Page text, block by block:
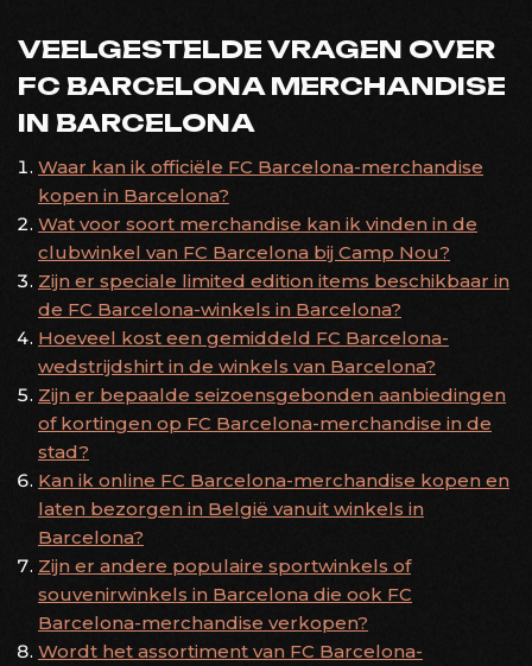
VEELGESTELDE VRAGEN OVER
FC BARCELONA MERCHANDISE
IN BARCELONA
Waar kan ik officiële FC Barcelona-merchandise
kopen in Barcelona?
Wat voor soort merchandise kan ik vinden in de
clubwinkel van FC Barcelona bij Camp Nou?
Zijn er speciale limited edition items beschikbaar in
de FC Barcelona-winkels in Barcelona?
Hoeveel kost een gemiddeld FC Barcelona-
wedstrijdshirt in de winkels van Barcelona?
Zijn er bepaalde seizoensgebonden aanbiedingen
of kortingen op FC Barcelona-merchandise in de
stad?
Kan ik online FC Barcelona-merchandise kopen en
laten bezorgen in België vanuit winkels in
Barcelona?
Zijn er andere populaire sportwinkels of
souvenirwinkels in Barcelona die ook FC
Barcelona-merchandise verkopen?
Wordt het assortiment van FC Barcelona-